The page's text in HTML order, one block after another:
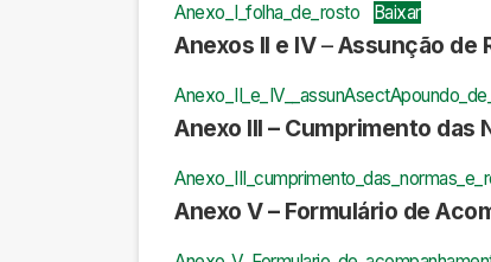
Anexo_I_folha_de_rosto Baixar
Anexos II e IV–Assunção de
Anexo III – Cumprimento das
Anexo V – Formulário de